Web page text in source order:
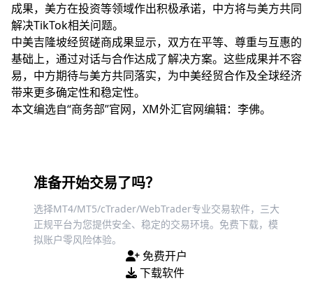
成果，美方在投资等领域作出积极承诺，中方将与美方共同
解决TikTok相关问题。
中美吉隆坡经贸磋商成果显示，双方在平等、尊重与互惠的
基础上，通过对话与合作达成了解决方案。这些成果并不容
易，中方期待与美方共同落实，为中美经贸合作及全球经济
带来更多确定性和稳定性。
本文编选自“商务部”官网，XM外汇官网编辑：李佛。
准备开始交易了吗？
选择MT4/MT5/cTrader/WebTrader专业交易软件，三大
正规平台为您提供安全、稳定的交易环境。免费下载，模
拟账户零风险体验。
免费开户
下载软件